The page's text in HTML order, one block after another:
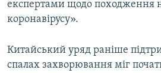
експертами щодо походження
коронавірусу».
Китайський уряд раніше
спалах захворювання міг